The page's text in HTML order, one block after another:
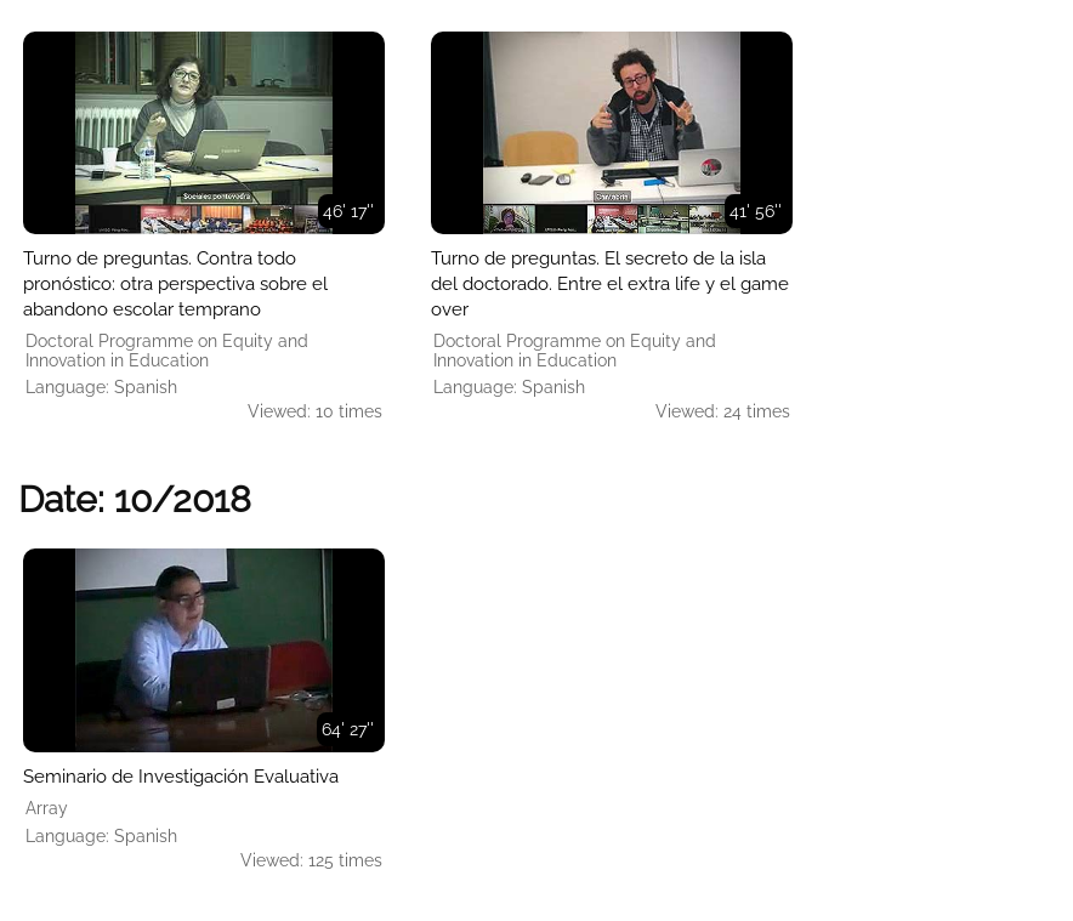
46' 17''
Turno de preguntas. Contra todo
pronóstico: otra perspectiva sobre el
abandono escolar temprano
Doctoral Programme on Equity and
Innovation in Education
Language: Spanish
Viewed: 10 times
41' 56''
Turno de preguntas. El secreto de la isla
del doctorado. Entre el extra life y el game
over
Doctoral Programme on Equity and
Innovation in Education
Language: Spanish
Viewed: 24 times
Date: 10/2018
64' 27''
Seminario de Investigación Evaluativa
Array
Language: Spanish
Viewed: 125 times